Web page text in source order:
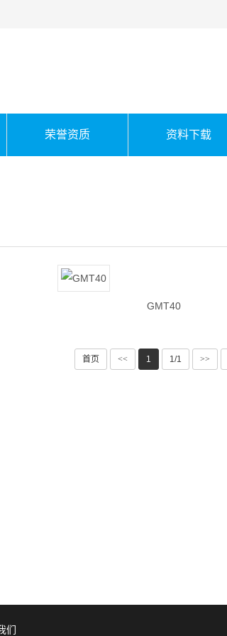
荣誉资质 资料下载
GMT40
首页 << 1 1/1 >>
们